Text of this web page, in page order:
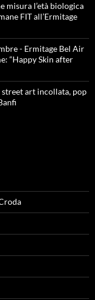
misura l’età biologica
FIT all’Ermitage
- Ermitage Bel Air
“Happy Skin after
art incollata, pop